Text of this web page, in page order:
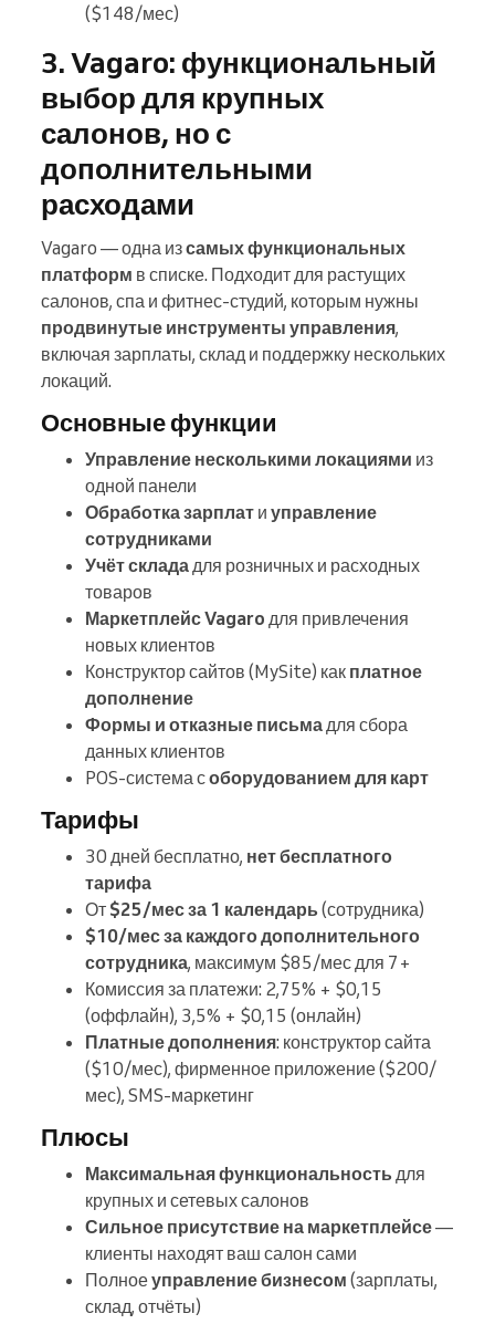
($148/мес)
3. Vagaro: функциональный
выбор для крупных
салонов, но с
дополнительными
расходами
Vagaro — одна изсамых функциональных
платформ в списке. Подходит для растущих
салонов, спа и фитнес-студий, которым нужны
продвинутые инструменты управления,
включая зарплаты, склад и поддержку нескольких
локаций.
Основные функции
Управление несколькими локациями из
одной панели
Обработка зарплат и управление
сотрудниками
Учёт склада для розничных и расходных
товаров
Маркетплейс Vagaro для привлечения
новых клиентов
Конструктор сайтов (MySite) как платное
дополнение
Формы и отказные письма для сбора
данных клиентов
POS-система соборудованием для карт
Тарифы
30 дней бесплатно, нет бесплатного
тарифа
От $25/мес за 1 календарь (сотрудника)
$10/мес за каждого дополнительного
сотрудника, максимум $85/мес для 7+
Комиссия за платежи: 2,75% + $0,15
(оффлайн), 3,5% + $0,15 (онлайн)
Платные дополнения: конструктор сайта
($10/мес), фирменное приложение ($200/
мес), SMS-маркетинг
Плюсы
Максимальная функциональность для
крупных и сетевых салонов
Сильное присутствие на маркетплейсе—
клиенты находят ваш салон сами
Полноеуправление бизнесом (зарплаты,
склад, отчёты)